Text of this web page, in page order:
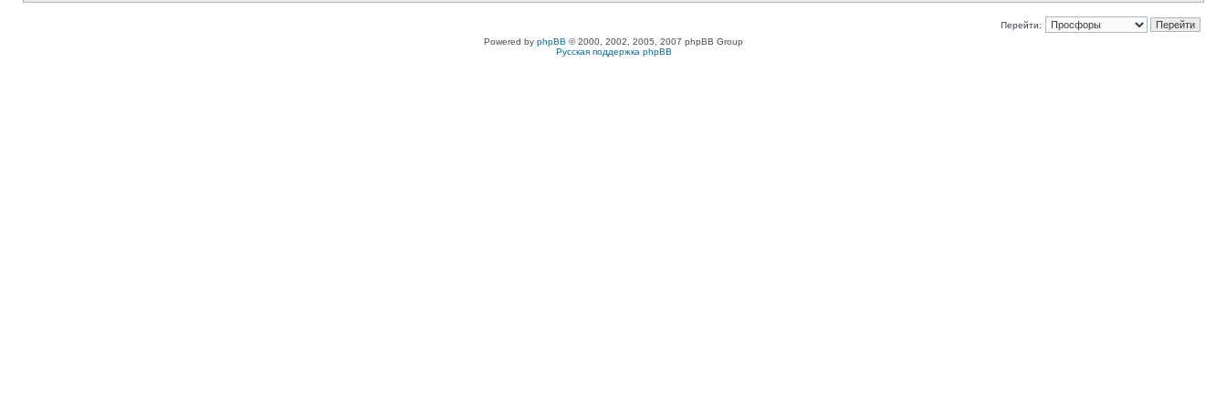
Перейти:
Powered by phpBB © 2000, 2002, 2005, 2007 phpBB Group
Русская поддержка phpBB